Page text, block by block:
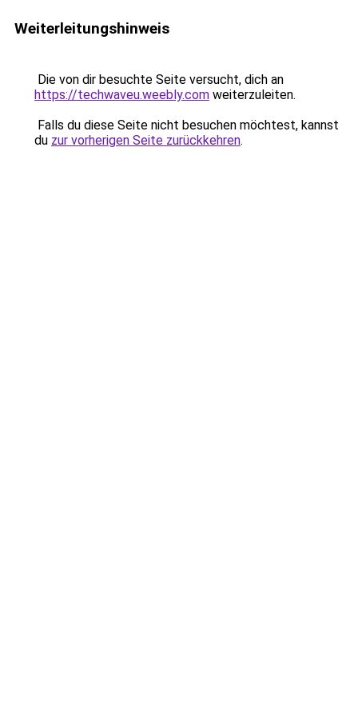
Weiterleitungshinweis
Die von dir besuchte Seite versucht, dich an
https://techwaveu.weebly.com weiterzuleiten.
Falls du diese Seite nicht besuchen möchtest, kannst
du zur vorherigen Seite zurückkehren.